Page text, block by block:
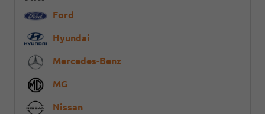
Ford
Hyundai
Mercedes-Benz
MG
Nissan